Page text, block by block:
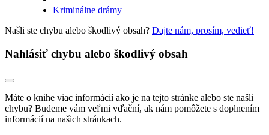
Kriminálne drámy
Našli ste chybu alebo škodlivý obsah? Dajte nám, prosím, vedieť!
Nahlásiť chybu alebo škodlivý obsah
Máte o knihe viac informácií ako je na tejto stránke alebo ste našli
chybu? Budeme vám veľmi vďační, ak nám pomôžete s doplnením
informácií na našich stránkach.